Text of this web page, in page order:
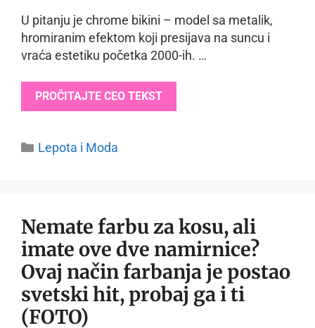
U pitanju je chrome bikini – model sa metalik,
hromiranim efektom koji presijava na suncu i
vraća estetiku početka 2000-ih. …
PROČITAJTE CEO TEKST
Categories
Lepota i Moda
Nemate farbu za kosu, ali
imate ove dve namirnice?
Ovaj način farbanja je postao
svetski hit, probaj ga i ti
(FOTO)